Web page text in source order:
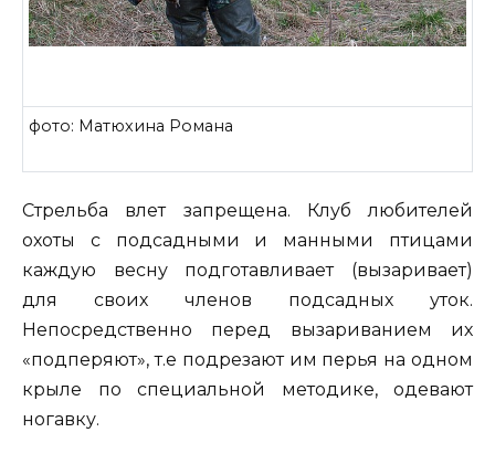
фото: Матюхина Романа
Стрельба влет запрещена. Клуб любителей
охоты с подсадными и манными птицами
каждую весну подготавливает (вызаривает)
для своих членов подсадных уток.
Непосредственно перед вызариванием их
«подперяют», т.е подрезают им перья на одном
крыле по специальной методике, одевают
ногавку.